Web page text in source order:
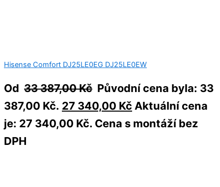
Hisense Comfort DJ25LE0EG DJ25LE0EW
Od 33 387,00Kč Původní cena byla: 33
387,00 Kč. 27 340,00 Kč Aktuální cena
je: 27 340,00 Kč. Cena s montáží bez
DPH